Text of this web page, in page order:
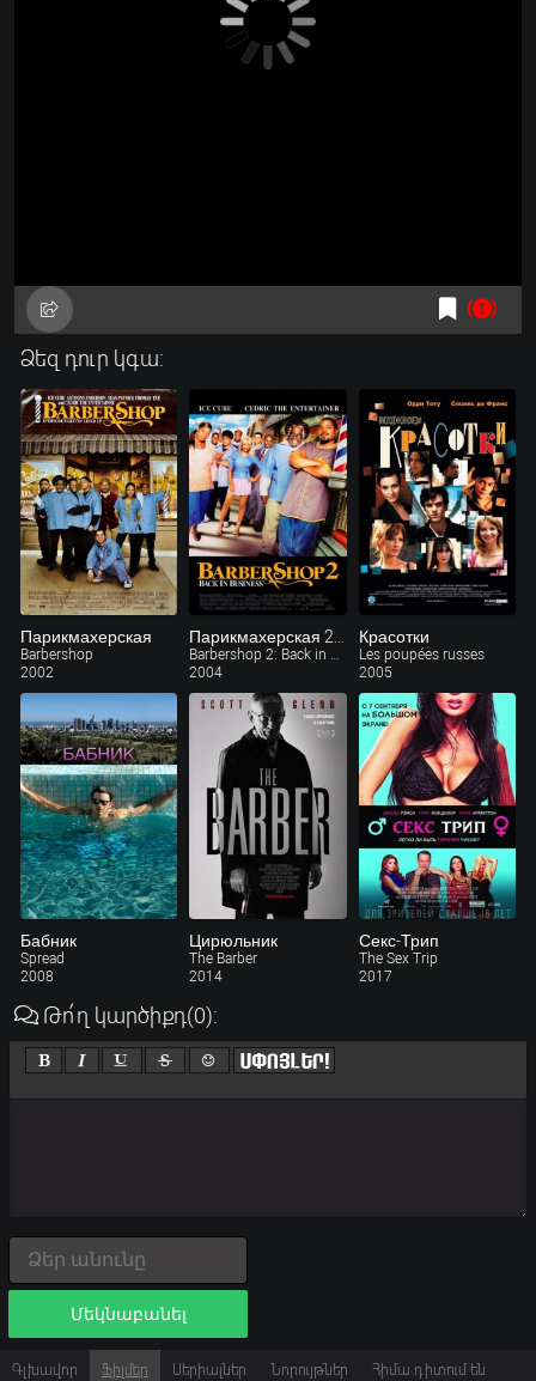
Ձեզ դուր կգա:
Парикмахерская
Barbershop
2002
Barbershop 2: Back in Business
2004
Красотки
Les poupées russes
2005
Бабник
Spread
2008
Цирюльник
The Barber
2014
Секс-Трип
The Sex Trip
2017
Թո՛ղ կարծիքդ(0):
Մեկնաբանել
Գլխավոր Ֆիլմեր Սերիալներ Նորույթներ Հիմա դիտում են